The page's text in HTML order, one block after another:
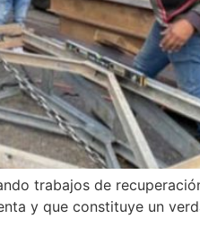
trabajos de
y que constituye un